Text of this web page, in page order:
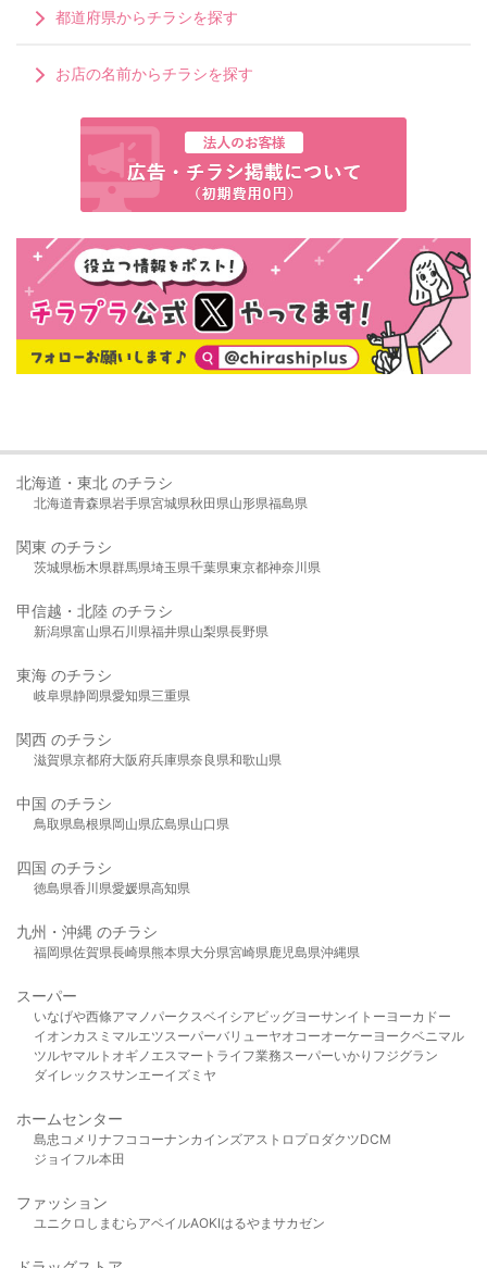
都道府県からチラシを探す
お店の名前からチラシを探す
北海道・東北 のチラシ
北海道青森県岩手県宮城県秋田県山形県福島県
関東 のチラシ
茨城県栃木県群馬県埼玉県千葉県東京都神奈川県
甲信越・北陸 のチラシ
新潟県富山県石川県福井県山梨県長野県
東海 のチラシ
岐阜県静岡県愛知県三重県
関西 のチラシ
滋賀県京都府大阪府兵庫県奈良県和歌山県
中国 のチラシ
鳥取県島根県岡山県広島県山口県
四国 のチラシ
徳島県香川県愛媛県高知県
九州・沖縄 のチラシ
福岡県佐賀県長崎県熊本県大分県宮崎県鹿児島県沖縄県
スーパー
いなげや西條アマノパークスベイシア ビッグヨーサンイトーヨーカドー
イオンカスミ マルエツスーパーバリューヤオコーオーケー ヨークベニマル
ツルヤマルト オギノ エスマート ライフ業務スーパーいかり フジグラン
ダイレックスサンエーイズミヤ
ホームセンター
島忠 コメリ ナフコ コーナンカインズアストロプロダクツDCM
ジョイフル本田
ファッション
ユニクロ しまむら アベイルAOKIはるやま サカゼン